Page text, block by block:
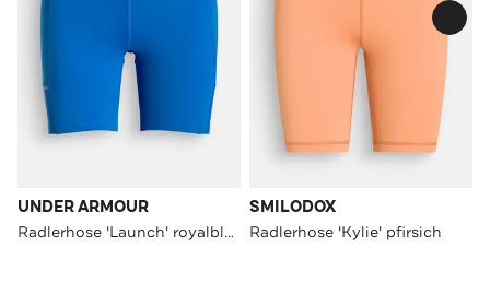
UNDER ARMOUR
Radlerhose 'Launch' royalblau
SMILODOX
Radlerhose 'Kylie' pfirsich